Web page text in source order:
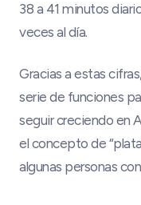
38 a 41 minutos
veces al día.
Gracias a estas
serie de funciones
seguir creciendo en
el concepto de
algunas personas